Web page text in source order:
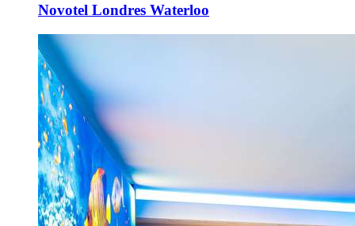
Novotel Londres Waterloo